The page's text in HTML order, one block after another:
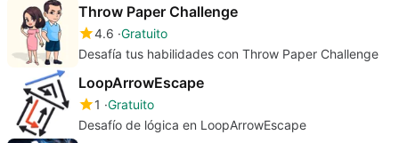
Throw Paper Challenge
4.6 Gratuito
Desafía tus habilidades con Throw Paper Challenge
LoopArrowEscape
1 Gratuito
Desafío de lógica en LoopArrowEscape